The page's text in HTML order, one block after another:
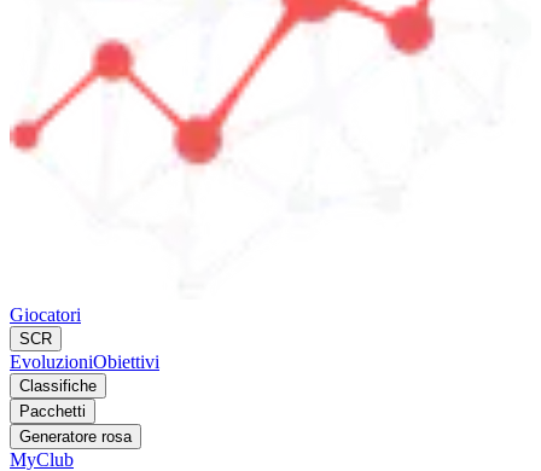
Giocatori
SCR
EvoluzioniObiettivi
Classifiche
Pacchetti
Generatore rosa
MyClub